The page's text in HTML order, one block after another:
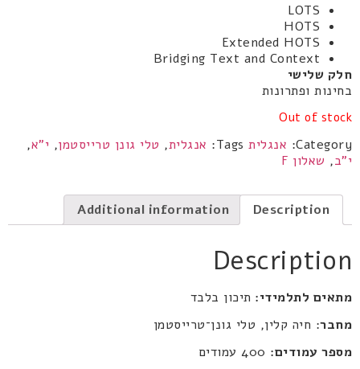
LOTS
HOTS
Extended HOTS
Bridging Text and Context
חלק שלישי
בחינות ופתרונות
Out of stock
Category: אנגלית Tags: אנגלית, טלי גונן טרייסטמן, י"א,
י"ב, שאלון F
Description
Additional information
Description
מתאים לתלמידי: תיכון בלבד
מחבר: חיה קלין, טלי גונן־טרייסטמן
מספר עמודים: